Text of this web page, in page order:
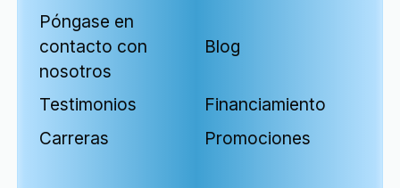
Póngase en
contacto con
nosotros
Blog
Testimonios
Financiamiento
Carreras
Promociones